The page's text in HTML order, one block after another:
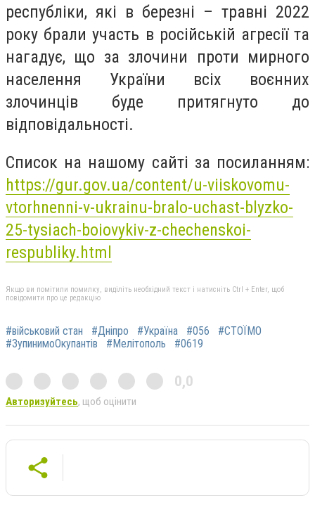
республіки, які в березні – травні 2022
року брали участь в російській агресії та
нагадує, що за злочини проти мирного
населення України всіх воєнних
злочинців буде притягнуто до
відповідальності.
Список на нашому сайті за посиланням:
https://gur.gov.ua/content/u-viiskovomu-
vtorhnenni-v-ukrainu-bralo-uchast-blyzko-
25-tysiach-boiovykiv-z-chechenskoi-
respubliky.html
Якщо ви помітили помилку, виділіть необхідний текст і натисніть Ctrl + Enter, щоб
повідомити про це редакцію
#військовий стан #Дніпро #Україна #056
#СТОЇМО
#ЗупинимоОкупантів
#Мелітополь #0619
0,0
Авторизуйтесь, щоб оцінити